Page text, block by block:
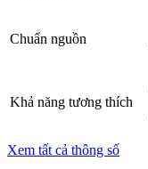
Chuẩn nguồn
Khả năng tương thích
Xem tất cả thông số